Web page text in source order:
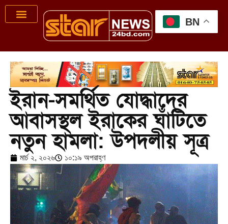
ইরান-সমর্থিত যোদ্ধাদের
আবাসস্থল ইরাকের ঘাঁটিতে
নতুন হামলা: উপদলীয় সূত্র
মার্চ ২, ২০২৬ ১০:১৯ অপরাহ্ণ
BN